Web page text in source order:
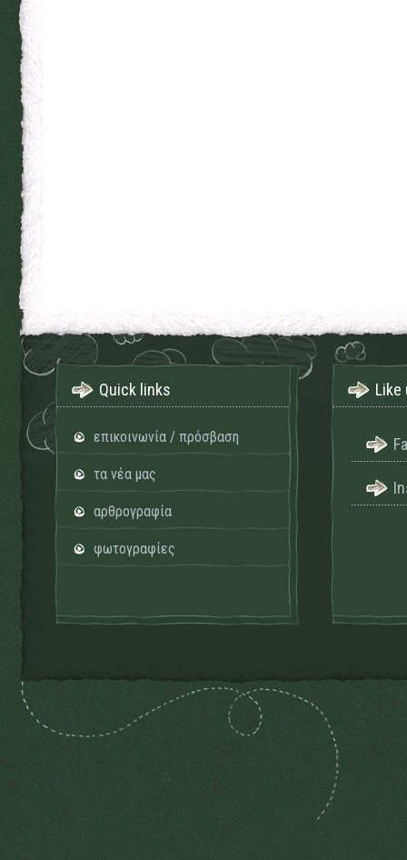
Quick links
επικοινωνία / πρόσβαση
τα νέα μας
αρθρογραφία
φωτογραφίες
Like